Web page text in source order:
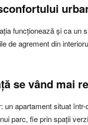
funcționează și ca
de agrement din
se vând mai
un apartament situat
parc, fie prin spații